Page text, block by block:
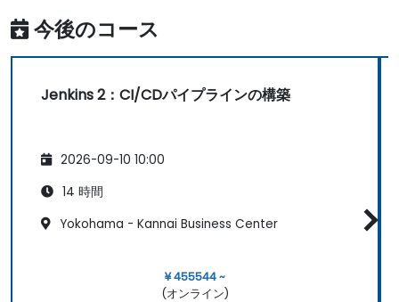
今後のコース
Jenkins 2：CI/CDパイプラインの構築
2026-09-10 10:00
14 時間
Yokohama - Kannai Business Center
¥ 455544 ~
(オンライン)